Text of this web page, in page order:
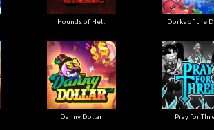
Hounds of Hell Dorks of the
Danny Dollar Pray for